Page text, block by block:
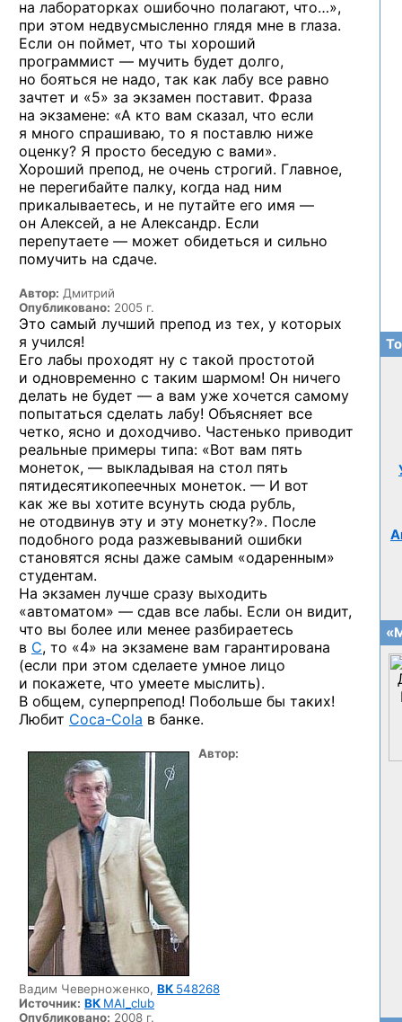
на лабораторках ошибочно полагают, что…»,
при этом недвусмысленно глядя мне в глаза.
Если он поймет, что ты хороший
программист — мучить будет долго,
но бояться не надо, так как лабу все равно
зачтет и «5» за экзамен поставит. Фраза
на экзамене: «А кто вам сказал, что если
я много спрашиваю, то я поставлю ниже
оценку? Я просто беседую с вами».
Хороший препод, не очень строгий. Главное,
не перегибайте палку, когда над ним
прикалываетесь, и не путайте его имя —
он Алексей, а не Александр. Если
перепутаете — может обидеться и сильно
помучить на сдаче.
Автор: Дмитрий
Опубликовано: 2005 г.
Это самый лучший препод из тех, у которых
я учился!
Его лабы проходят ну с такой простотой
и одновременно с таким шармом! Он ничего
делать не будет — а вам уже хочется самому
попытаться сделать лабу! Объясняет все
четко, ясно и доходчиво. Частенько приводит
реальные примеры типа: «Вот вам пять
монеток, — выкладывая на стол пять
пятидесятикопеечных монеток. — И вот
как же вы хотите всунуть сюда рубль,
не отодвинув эту и эту монетку?». После
подобного рода разжевываний ошибки
становятся ясны даже самым «одаренным»
студентам.
На экзамен лучше сразу выходить
«автоматом» — сдав все лабы. Если он видит,
что вы более или менее разбираетесь
в C, то «4» на экзамене вам гарантирована
(если при этом сделаете умное лицо
и покажете, что умеете мыслить).
В общем, суперпрепод! Побольше бы таких!
Любит Coca-Cola в банке.
Автор:
Вадим Чеверноженко, ВК 548268
Источник: ВК MAI_club
Опубликовано: 2008 г.